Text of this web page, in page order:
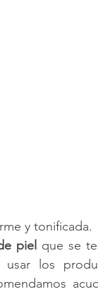
y tonificada.
piel que se